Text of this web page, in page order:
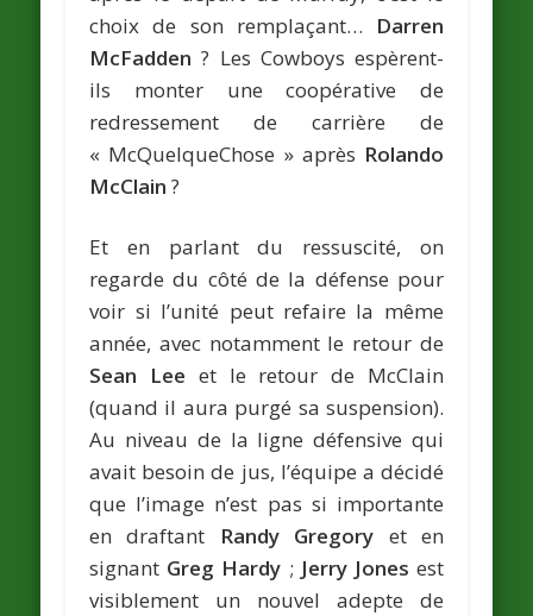
choix de son remplaçant… Darren
McFadden ? Les Cowboys espèrent-
ils monter une coopérative de
redressement de carrière de
« McQuelqueChose » après Rolando
McClain ?
Et en parlant du ressuscité, on
regarde du côté de la défense pour
voir si l’unité peut refaire la même
année, avec notamment le retour de
Sean Lee et le retour de McClain
(quand il aura purgé sa suspension).
Au niveau de la ligne défensive qui
avait besoin de jus, l’équipe a décidé
que l’image n’est pas si importante
en draftant Randy Gregory et en
signant Greg Hardy ; Jerry Jones est
visiblement un nouvel adepte de